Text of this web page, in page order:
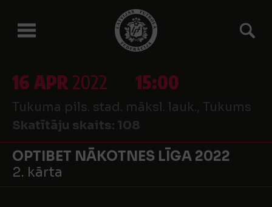
16 APR2022 15:00
Tukuma pils. stad. māksl. lauk., Tukums
Skatītāju skaits: 108
OPTIBET NĀKOTNES LĪGA 2022
2. kārta